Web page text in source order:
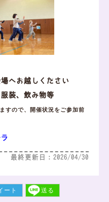
へお越しください
装、飲み物等
すので、開催状況をご参加前
最終更新日：2026/04/30
ート 送る